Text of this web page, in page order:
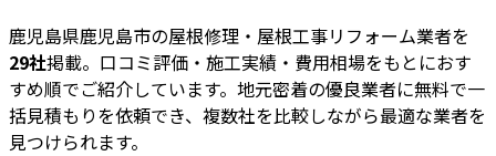
鹿児島県鹿児島市の屋根修理・屋根工事リフォーム業者を
29社掲載。口コミ評価・施工実績・費用相場をもとにおす
すめ順でご紹介しています。地元密着の優良業者に無料で一
括見積もりを依頼でき、複数社を比較しながら最適な業者を
見つけられます。